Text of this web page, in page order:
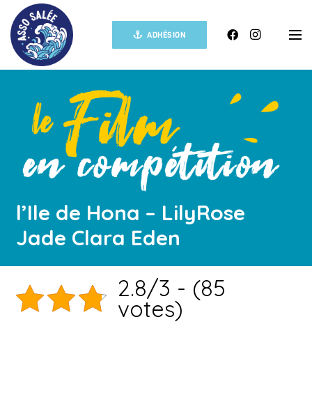
ADHÉSION
l’Ile de Hona – LilyRose
Jade Clara Eden
2.8/3 - (85
votes)